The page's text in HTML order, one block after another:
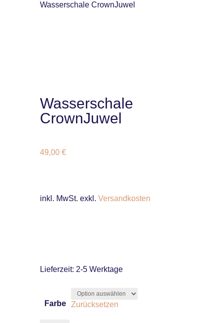
Wasserschale CrownJuwel
Wasserschale
CrownJuwel
49,00 €
inkl. MwSt. exkl. Versandkosten
Lieferzeit: 2-5 Werktage
Farbe Zurücksetzen